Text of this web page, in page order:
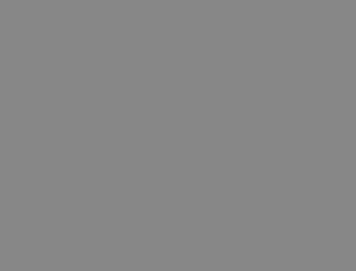
cookie
sua analisi dei
qualsiasi
supporta
domini.
servizio
le preferenze di